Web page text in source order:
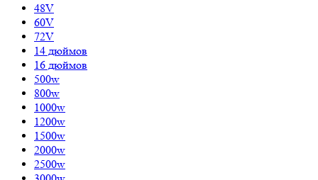
48V
60V
72V
14 дюймов
16 дюймов
500w
800w
1000w
1200w
1500w
2000w
2500w